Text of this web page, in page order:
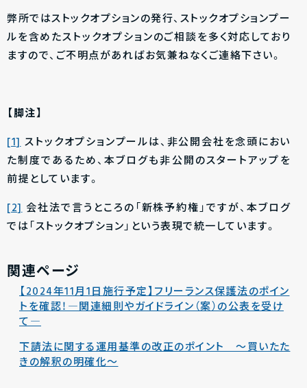
弊所ではストックオプションの発行、ストックオプションプー
ルを含めたストックオプションのご相談を多く対応しており
ますので、ご不明点があればお気兼ねなくご連絡下さい。
【脚注】
[1]ストックオプションプールは、非公開会社を念頭におい
た制度であるため、本ブログも非公開のスタートアップを
前提としています。
[2]会社法で言うところの「新株予約権」ですが、本ブログ
では「ストックオプション」という表現で統一しています。
関連ページ
【2024年11月1日施行予定】フリーランス保護法のポイン
トを確認！―関連細則やガイドライン（案）の公表を受け
て―
下請法に関する運用基準の改正のポイント ～買いたた
きの解釈の明確化～